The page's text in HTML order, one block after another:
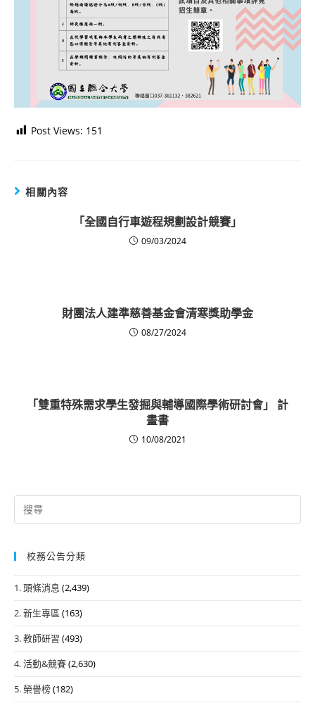
Post Views: 151
相關內容
「全國自行車遊程規劃設計競賽」
09/03/2024
財團法人建準慈善基金會清寒獎助學金
08/27/2024
「雙重特殊需求學生發掘與輔導國際學術研討會」 計
畫書
10/08/2021
Search
for:
校務公告分類
1. 頭條消息 (2,439)
2. 新生專區 (163)
3. 教師研習 (493)
4. 活動&競賽(2,630)
5. 榮譽榜(182)